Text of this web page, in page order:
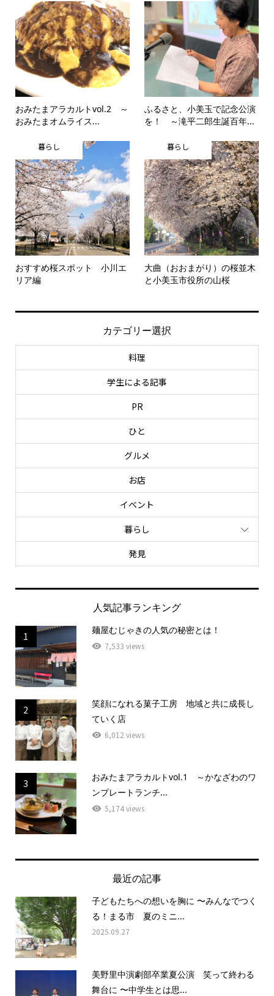
おみたまアラカルトvol.2 ～
おみたまオムライス...
ふるさと、小美玉で記念公演
を！ ～滝平二郎生誕百年...
暮らし
おすすめ桜スポット 小川エ
リア編
暮らし
大曲（おおまがり）の桜並木
と小美玉市役所の山桜
カテゴリー選択
料理
学生による記事
PR
ひと
グルメ
お店
イベント
暮らし
発見
人気記事ランキング
1
麺屋むじゃきの人気の秘密とは！
7,533 views
2
笑顔になれる菓子工房 地域と共に成長し
ていく店
6,012 views
3
おみたまアラカルトvol.1 ～かなざわのワ
ンプレートランチ...
5,174 views
最近の記事
子どもたちへの想いを胸に 〜みんなでつく
る！まる市 夏のミニ...
2025.09.27
美野里中演劇部卒業夏公演 笑って終わる
舞台に 〜中学生とは思...